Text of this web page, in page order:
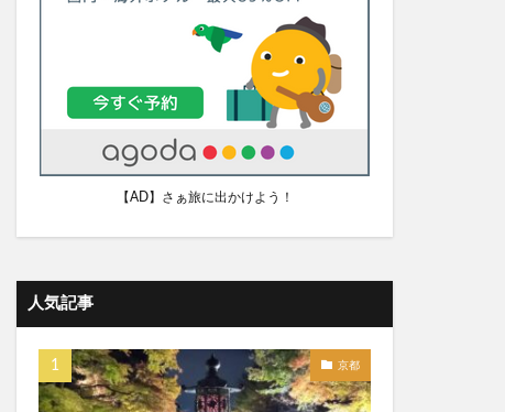
【AD】さぁ旅に出かけよう！
人気記事
京都